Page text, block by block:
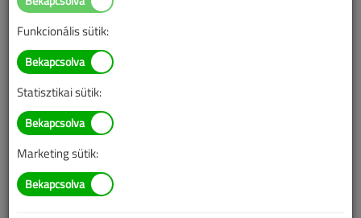
A rendeléshez kérjük, lépjen be!
Illetve, ha még nem tette meg, kérjük, regisztráljon!
Tudnivalók az online cikkvásárlásról
Van más mód ahhoz, hogy hozzáférjek egy cikkhez?
Funkcionális sütik:
Statisztikai sütik:
Marketing sütik: